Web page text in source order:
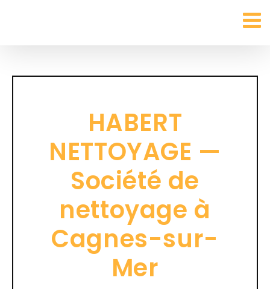
HABERT
NETTOYAGE —
Société de
nettoyage à
Cagnes-sur-
Mer